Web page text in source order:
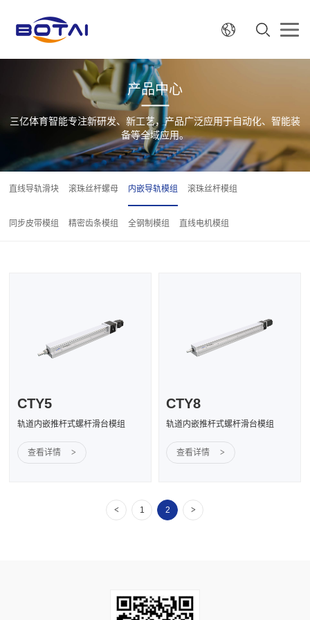
产品中心
三亿体育智能专注新研发、新工艺，产品广泛应用于自动化、智能装
备等全域应用。
直线导轨滑块 滚珠丝杆螺母 内嵌导轨模组 滚珠丝杆模组
同步皮带模组 精密齿条模组 全钢制模组 直线电机模组
CTY5
轨道内嵌推杆式螺杆滑台模组
查看详情 >
CTY8
轨道内嵌推杆式螺杆滑台模组
查看详情 >
< 1 2 >